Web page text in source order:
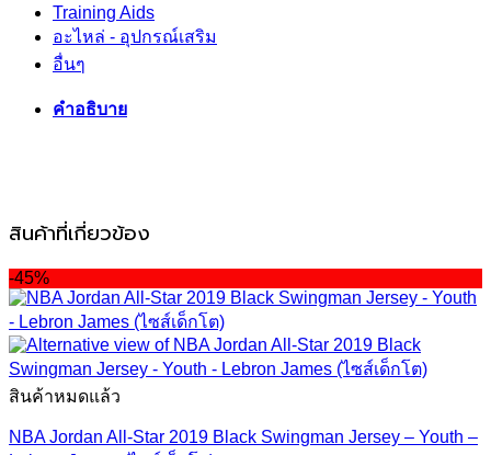
Training Aids
อะไหล่ - อุปกรณ์เสริม
อื่นๆ
คำอธิบาย
สินค้าที่เกี่ยวข้อง
-45%
สินค้าหมดแล้ว
NBA Jordan All-Star 2019 Black Swingman Jersey – Youth –